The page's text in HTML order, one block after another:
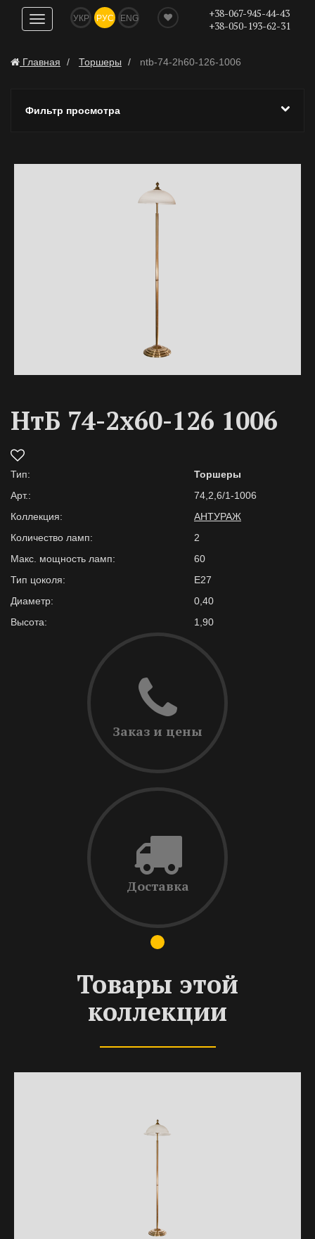
Показать
навигацию
УКР РУС ENG
+38-067-945-44-43
+38-050-193-62-31
Главная Торшеры ntb-74-2h60-126-1006
Фильтр просмотра
НтБ 74-2х60-126 1006
Тип:
Торшеры
Арт.:
74,2,6/1-1006
Коллекция:
АНТУРАЖ
Количество ламп:
2
Макс. мощность ламп:
60
Тип цоколя:
E27
Диаметр:
0,40
Высота:
1,90
Заказ и цены
Доставка
Товары этой
коллекции